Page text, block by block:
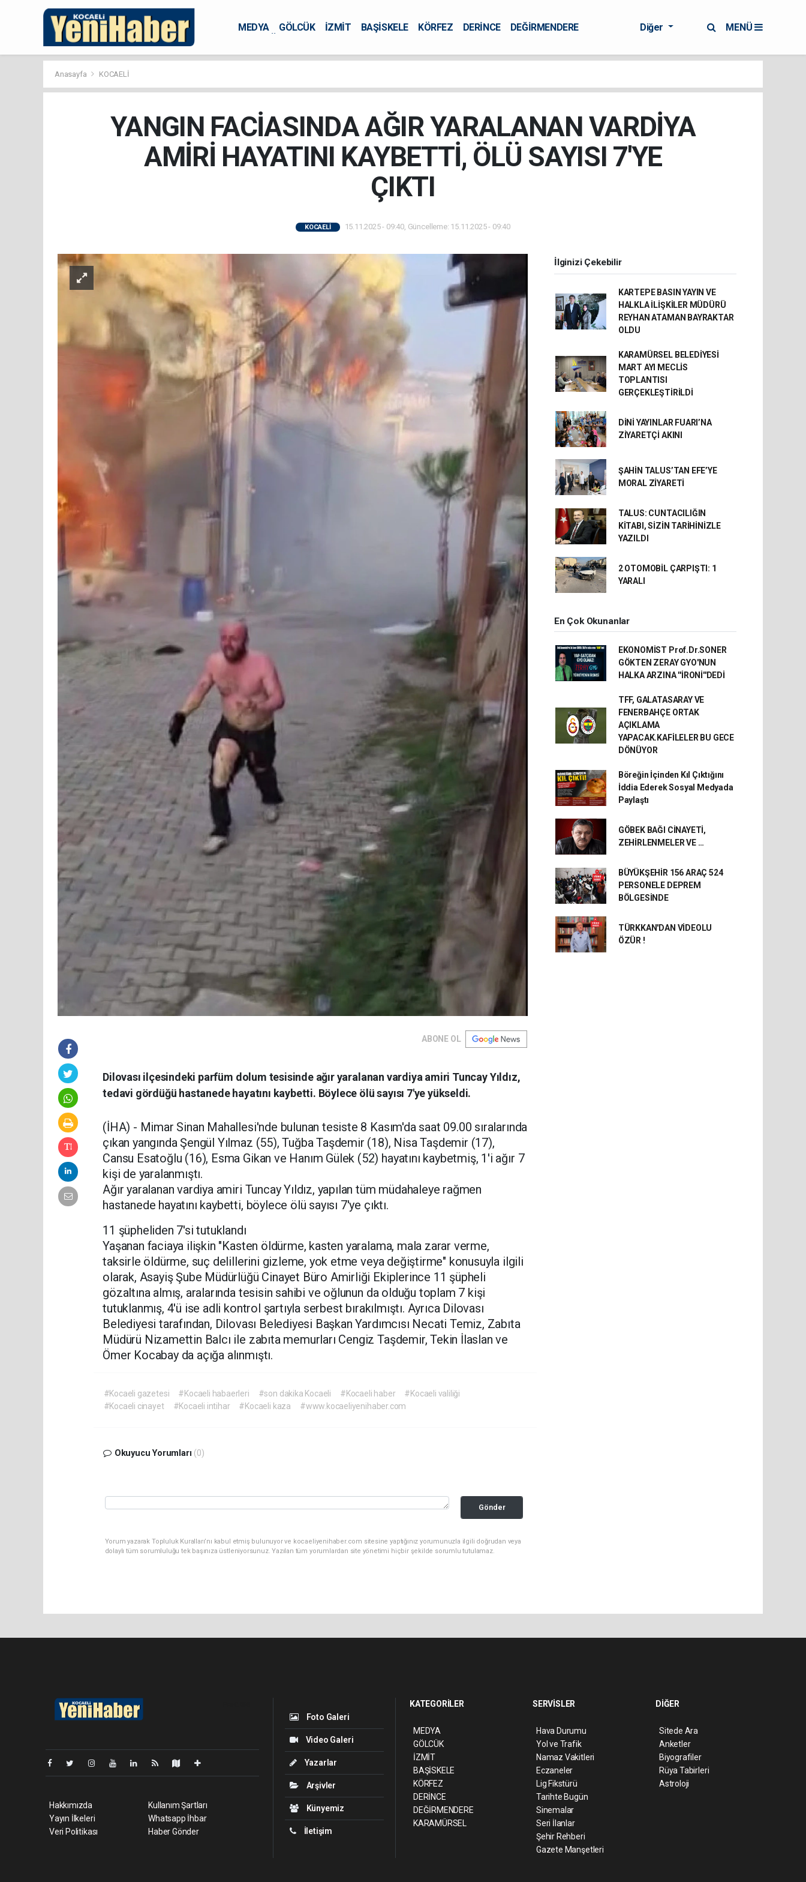
MEDYA GÖLCÜK İZMİT BAŞİSKELE KÖRFEZ DERİNCE
DEĞİRMENDERE
Diğer MENÜ
Anasayfa KOCAELİ
YANGIN FACİASINDA AĞIR YARALANAN VARDİYA
AMİRİ HAYATINI KAYBETTİ, ÖLÜ SAYISI 7'YE
ÇIKTI
KOCAELİ 15.11.2025 - 09:40, Güncelleme: 15.11.2025 - 09:40
ABONE OL
Dilovası ilçesindeki parfüm dolum tesisinde ağır yaralanan vardiya amiri Tuncay Yıldız,
tedavi gördüğü hastanede hayatını kaybetti. Böylece ölü sayısı 7'ye yükseldi.
(İHA) - Mimar Sinan Mahallesi'nde bulunan tesiste 8 Kasım'da saat 09.00 sıralarında
çıkan yangında Şengül Yılmaz (55), Tuğba Taşdemir (18), Nisa Taşdemir (17),
Cansu Esatoğlu (16), Esma Gikan ve Hanım Gülek (52) hayatını kaybetmiş, 1'i ağır 7
kişi de yaralanmıştı.
Ağır yaralanan vardiya amiri Tuncay Yıldız, yapılan tüm müdahaleye rağmen
hastanede hayatını kaybetti, böylece ölü sayısı 7'ye çıktı.
11 şüpheliden 7'si tutuklandı
Yaşanan faciaya ilişkin "Kasten öldürme, kasten yaralama, mala zarar verme,
taksirle öldürme, suç delillerini gizleme, yok etme veya değiştirme" konusuyla ilgili
olarak, Asayiş Şube Müdürlüğü Cinayet Büro Amirliği Ekiplerince 11 şüpheli
gözaltına almış, aralarında tesisin sahibi ve oğlunun da olduğu toplam 7 kişi
tutuklanmış, 4'ü ise adli kontrol şartıyla serbest bırakılmıştı. Ayrıca Dilovası
Belediyesi tarafından, Dilovası Belediyesi Başkan Yardımcısı Necati Temiz, Zabıta
Müdürü Nizamettin Balcı ile zabıta memurları Cengiz Taşdemir, Tekin İlaslan ve
Ömer Kocabay da açığa alınmıştı.
#Kocaeli gazetesi #Kocaeli habaerleri #son dakika Kocaeli #Kocaeli haber
#Kocaeli valiliği
#Kocaeli cinayet
#Kocaeli intihar #Kocaeli kaza #www.kocaeliyenihaber.com
Okuyucu Yorumları (0)
Gönder
Yorum yazarak Topluluk Kuralları’nı kabul etmiş bulunuyor ve kocaeliyenihaber.com sitesine yaptığınız yorumunuzla ilgili doğrudan veya
dolaylı tüm sorumluluğu tek başınıza üstleniyorsunuz. Yazılan tüm yorumlardan site yönetimi hiçbir şekilde sorumlu tutulamaz.
İlginizi Çekebilir
KARTEPE BASIN YAYIN VE
HALKLA İLİŞKİLER MÜDÜRÜ
REYHAN ATAMAN BAYRAKTAR
OLDU
KARAMÜRSEL BELEDİYESİ
MART AYI MECLİS
TOPLANTISI
GERÇEKLEŞTİRİLDİ
DİNİ YAYINLAR FUARI’NA
ZİYARETÇİ AKINI
ŞAHİN TALUS’TAN EFE’YE
MORAL ZİYARETİ
TALUS: CUNTACILIĞIN
KİTABI, SİZİN TARİHİNİZLE
YAZILDI
2 OTOMOBİL ÇARPIŞTI: 1
YARALI
En Çok Okunanlar
EKONOMİST Prof.Dr.SONER
GÖKTEN ZERAY GYO'NUN
HALKA ARZINA ''İRONİ''DEDİ
TFF, GALATASARAY VE
FENERBAHÇE ORTAK
AÇIKLAMA
YAPACAK.KAFİLELER BU GECE
DÖNÜYOR
Böreğin İçinden Kıl Çıktığını
İddia Ederek Sosyal Medyada
Paylaştı
GÖBEK BAĞI CİNAYETİ,
ZEHİRLENMELER VE …
BÜYÜKŞEHİR 156 ARAÇ 524
PERSONELE DEPREM
BÖLGESİNDE
TÜRKKAN'DAN VİDEOLU
ÖZÜR !
Hakkımızda
Yayın İlkeleri
Veri Politikası
Kullanım Şartları
Whatsapp İhbar
Haber Gönder
Foto Galeri
Video Galeri
Yazarlar
Arşivler
Künyemiz
İletişim
KATEGORİLER
MEDYA
GÖLCÜK
İZMİT
BAŞİSKELE
KÖRFEZ
DERİNCE
DEĞİRMENDERE
KARAMÜRSEL
SERVİSLER
Hava Durumu
Yol ve Trafik
Namaz Vakitleri
Eczaneler
Lig Fikstürü
Tarihte Bugün
Sinemalar
Seri İlanlar
Şehir Rehberi
Gazete Manşetleri
DİĞER
Sitede Ara
Anketler
Biyografiler
Rüya Tabirleri
Astroloji